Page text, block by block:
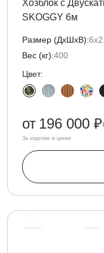
Хозблок с
SKOGGY 6м
Размер (ДxШxВ):
Вес (кг):400
Цвет:
от 196 000 ₽
За изделие в цинке